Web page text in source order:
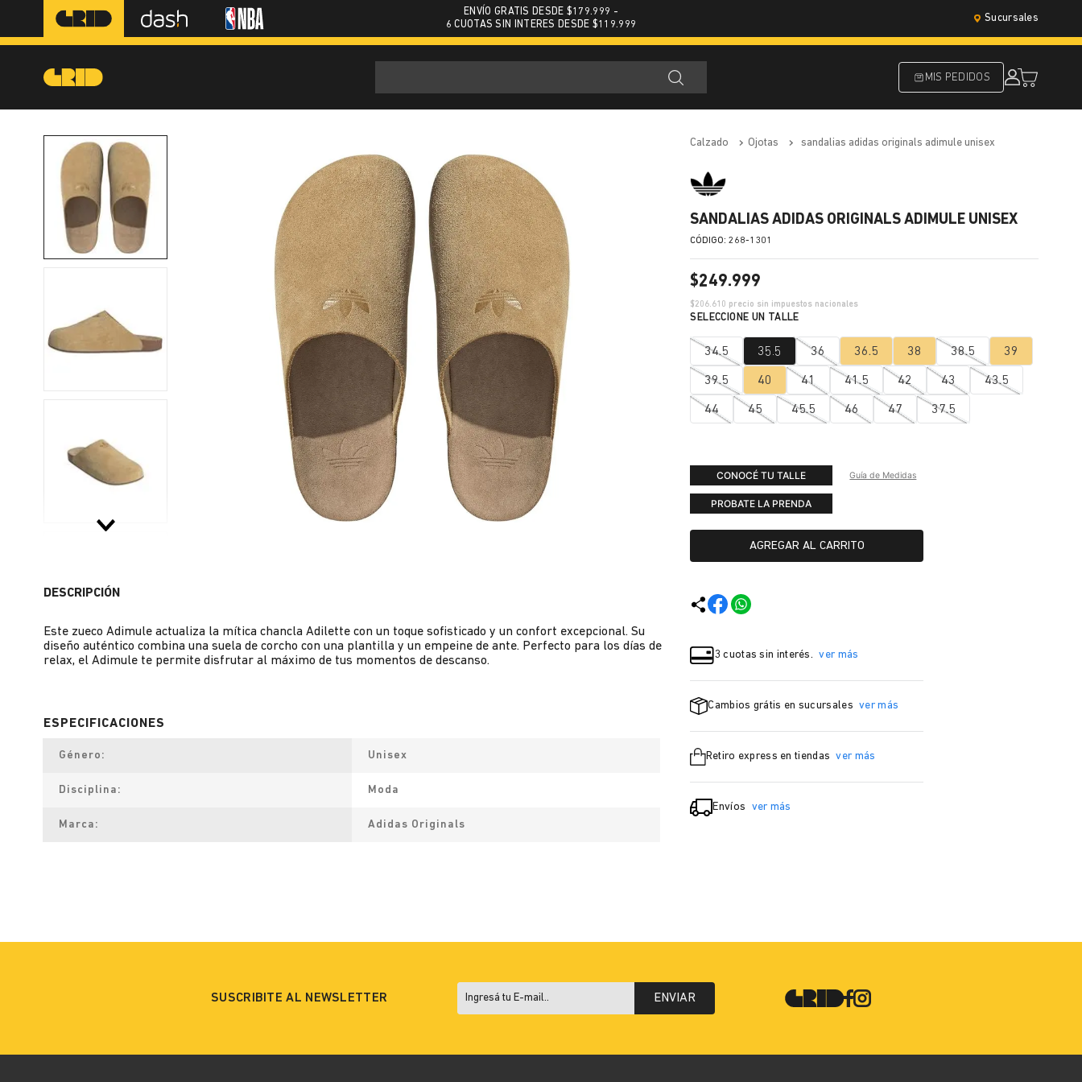
ENVÍO GRATIS DESDE $179.999 -
6 CUOTAS SIN INTERES DESDE $119.999
Sucursales
MIS PEDIDOS
DESCRIPCIÓN
Este zueco Adimule actualiza la mítica chancla Adilette con un toque sofisticado y un confort excepcional. Su
diseño auténtico combina una suela de corcho con una plantilla y un empeine de ante. Perfecto para los días de
relax, el Adimule te permite disfrutar al máximo de tus momentos de descanso.
Género Unisex
Disciplina Moda
Marca Adidas Originals
calzado ojotas sandalias adidas originals adimule unisex
SANDALIAS ADIDAS ORIGINALS ADIMULE UNISEX
:268-1301
$249.999
$206.610 precio sin impuestos nacionales
34.5 35.5 36 36.5 38 38.5 39
39.5 40 41 41.5 42 43 43.5
44 45 45.5 46 47 37.5
CONOCÉ TU TALLE Guía de Medidas
PROBATE LA PRENDA
AGREGAR AL CARRITO
3 cuotas sin interés. ver más
Cambios grátis en sucursales ver más
Retiro express en tiendas ver más
Envíos ver más
SUSCRIBITE AL NEWSLETTER ENVIAR